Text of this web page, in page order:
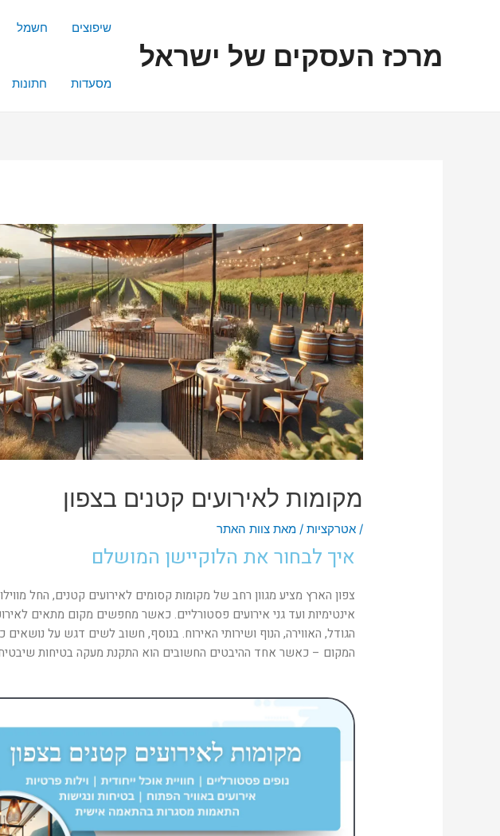
מרכז העסקים של ישראל
שיפוצים חשמל
מסעדות חתונות
מקומות לאירועים קטנים בצפון
/אטרקציות / מאתצוות האתר
איך לבחור את הלוקיישן המושלם
צפון הארץ מציע מגוון רחב של מקומות קסומים לאירועים קטנים, החל
אינטימיות ועד גני אירועים פסטורליים. כאשר מחפשים מקום מתאים
הגודל, האווירה, הנוף ושירותי האירוח. בנוסף, חשוב לשים דגש על נושאים
המקום – כאשר אחד ההיבטים החשובים הוא התקנת מעקה בטיחות שיבטיח